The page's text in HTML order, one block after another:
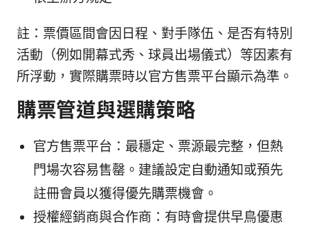
註：票價區間會因日程、對手隊伍、是否有特別
活動（例如開幕式秀、球員出場儀式）等因素有
所浮動，實際購票時以官方售票平台顯示為準。
購票管道與選購策略
官方售票平台：最穩定、票源最完整，但熱
門場次容易售罄。建議設定自動通知或預先
註冊會員以獲得優先購票機會。
授權經銷商與合作商：有時會提供早鳥優惠